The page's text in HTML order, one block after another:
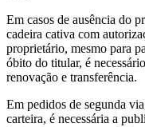
Em casos de ausência do
cadeira cativa com
proprietário, mesmo para
óbito do titular, é
renovação e transferência.
Em pedidos de segunda
carteira, é necessária a